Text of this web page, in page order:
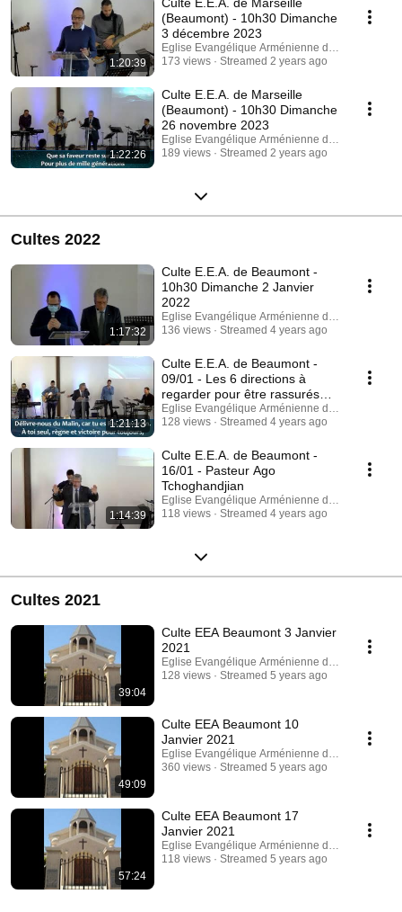
1:20:39
(Beaumont) - 10h30 Dimanche
3 décembre 2023
Eglise Evangélique Arménienne de Beaumont
173 views
Streamed 2 years ago
1:22:26
Culte E.E.A. de Marseille
(Beaumont) - 10h30 Dimanche
26 novembre 2023
Eglise Evangélique Arménienne de Beaumont
189 views
Streamed 2 years ago
Cultes 2022
1:17:32
Culte E.E.A. de Beaumont -
10h30 Dimanche 2 Janvier
2022
Eglise Evangélique Arménienne de Beaumont
136 views
Streamed 4 years ago
1:21:13
Culte E.E.A. de Beaumont -
09/01 - Les 6 directions à
regarder pour être rassurés
quant à l'avenir
Eglise Evangélique Arménienne de Beaumont
128 views
Streamed 4 years ago
1:14:39
Culte E.E.A. de Beaumont -
16/01 - Pasteur Ago
Tchoghandjian
Eglise Evangélique Arménienne de Beaumont
118 views
Streamed 4 years ago
Cultes 2021
39:04
Culte EEA Beaumont 3 Janvier
2021
Eglise Evangélique Arménienne de Beaumont
128 views
Streamed 5 years ago
49:09
Culte EEA Beaumont 10
Janvier 2021
Eglise Evangélique Arménienne de Beaumont
360 views
Streamed 5 years ago
57:24
Culte EEA Beaumont 17
Janvier 2021
Eglise Evangélique Arménienne de Beaumont
118 views
Streamed 5 years ago